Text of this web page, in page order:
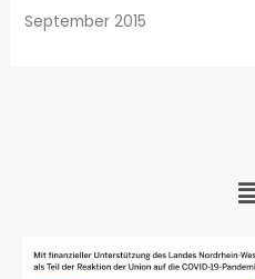
September 2015